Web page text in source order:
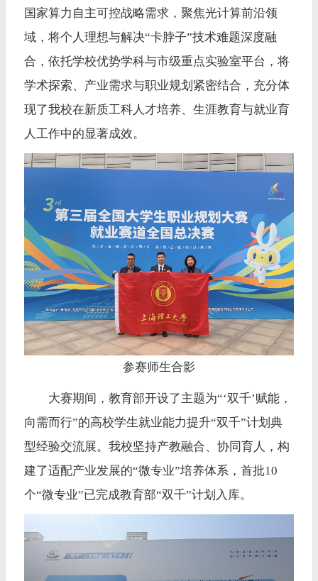
国家算力自主可控战略需求，聚焦光计算前沿领
域，将个人理想与解决“卡脖子”技术难题深度融
合，依托学校优势学科与市级重点实验室平台，将
学术探索、产业需求与职业规划紧密结合，充分体
现了我校在新质工科人才培养、生涯教育与就业育
人工作中的显著成效。
参赛师生合影
大赛期间，教育部开设了主题为“‘双千’赋能，
向需而行”的高校学生就业能力提升“双千”计划典
型经验交流展。我校坚持产教融合、协同育人，构
建了适配产业发展的“微专业”培养体系，首批10
个“微专业”已完成教育部“双千”计划入库。